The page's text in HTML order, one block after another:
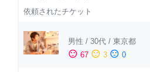
依頼されたチケット
男性 / 30代 / 東京都
sentiment_satisfied 67 sentiment_neutral 3 sentiment_dissatisfied 0